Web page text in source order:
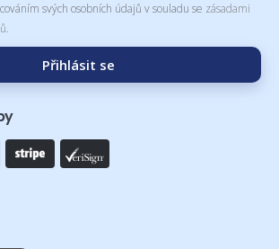
svých osobních údajů v souladu se zásadami
.
Přihlásit se